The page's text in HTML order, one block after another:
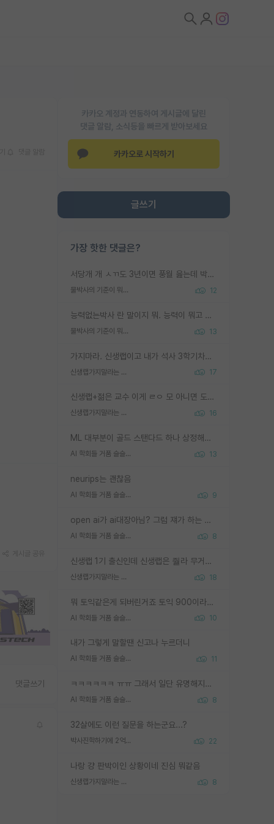
카카오 계정과 연동하여 게시글에 달린
댓글 알람, 소식등을 빠르게 받아보세요
카카오로 시작하기
글쓰기
가장 핫한 댓글은?
서당개 개 ㅅㄲ도 3년이면 풍월 읊는데 박사 5년 이상 대리고 있으면서 물된건 교수 탓 맞는ㄱ게 거기가 서당이 아니란 소리임
물박사의 기준이 뭐임? 12
능력없는박사 란 말이지 뭐. 능력이 뭐고 능력이 있다는게 뭔지는 사람마다 기준이 다르니까 얘기해봐야 서로 자기 기준만 얘기해서 논쟁이 끝이 안나고. 주위에서 능력있고 야심있는 신입생이 교수가 유의미한 피드백을 아예 안주면서 제대로된 과제에 참여해볼 기회도 제공하지 않고 잡일 뺑뺑이만 돌려서 맨날 단순작업만 하면서 밤새다가 눈빛이 점점 죽어가는걸 본 사람은 물박사는 교수탓이라고 하고, 교수는 이것저것 알려도 주고 기회도 주고 사수 동기 붙여주면서 어떻게든 끌고가려고 하는데 본인이 매일 뺀질거리면서 출근 하는둥마는둥 하다가 기껏 와서도 폰이나 쳐다보다가 실험 망치고 저녁약속있어서 먼저 가볼게요~ 하는걸 본 사람은 물박사는 본인탓이라고 함.
물박사의 기준이 뭐임? 13
가지마라. 신생랩이고 내가 석사 3학기차인데 최고참인데 나도 아무것도 모르는데 교수가 후배들 왜 논문 교육 안시키냐. 논문 왜 안 써오냐 닦달한다
신생랩가지말라는 이유가 있었구나 17
신생랩+젊은 교수 이게 ㄹㅇ 모 아니면 도인듯.
신생랩가지말라는 이유가 있었구나 16
ML 대부분이 골드 스탠다드 하나 상정해놓고 (벤치마크 데이터셋이 여러 개면 여러 개 상정) 그거 얼마나 잘 맞추나 싸움임 가끔 번뜩이는 설계 철학을 보여주는 논문들도 있지만 대부분 그거 성적 얼마나 더 올리느라에 혈안이 되어 있는 측면이 잇음
AI 학회들 거품 슬슬 지적이 나오네요 13
neurips는 괜찮음
AI 학회들 거품 슬슬 지적이 나오네요 9
open ai가 ai대장아님? 그럼 쟤가 하는 말이 다 맞겠네
AI 학회들 거품 슬슬 지적이 나오네요 8
신생랩 1기 출신인데 신생랩은 줠라 무거운 바벨 같은거임. 들면 대박인데 못들면 깔려 죽음. 아무도 알려주지 않는 환경에서 자생해야하지만, 일단 살아남았다면 그 어떤 사람보다 악착같고 생존력 높은 사람으로 거듭날 수 있음
신생랩가지말라는 이유가 있었구나 18
뭐 토익같은게 되버린거죠 토익 900이라고 영어잘하는건 아닙니다만 잘하는사람은 다 900을 넘는 그런
AI 학회들 거품 슬슬 지적이 나오네요 10
내가 그렇게 말할땐 신고나 누르더니
AI 학회들 거품 슬슬 지적이 나오네요 11
ㅋㅋㅋㅋㅋㅋ ㅠㅠ 그래서 일단 유명해지는게 중요한거같습니다
AI 학회들 거품 슬슬 지적이 나오네요 8
32살에도 이런 질문을 하는군요...?
박사진학하기에 2억은 괜찮은 (?) 정도의 경제력인가요 22
나랑 걍 판박이인 상황이네 진심 뭐같음
신생랩가지말라는 이유가 있었구나 8
댓글쓰기